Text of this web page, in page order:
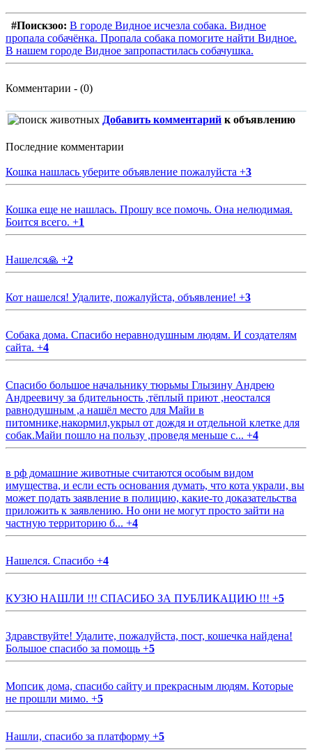
#Поискзоо: В городе Видное исчезла собака. Видное
пропала собачёнка. Пропала собака помогите найти Видное.
В нашем городе Видное запропастилась собачушка.
Комментарии - (0)
Добавить комментарий к объявлению
Последние комментарии
Кошка нашлась уберите объявление пожалуйста +3
Кошка еще не нашлась. Прошу все помочь. Она нелюдимая.
Боится всего. +1
Нашелся🙏 +2
Кот нашелся! Удалите, пожалуйста, объявление! +3
Собака дома. Спасибо неравнодушным людям. И создателям
сайта. +4
Спасибо большое начальнику тюрьмы Глызину Андрею
Андреевичу за бдительность ,тёплый приют ,неостался
равнодушным ,а нашёл место для Майи в
питомнике,накормил,укрыл от дождя и отдельной клетке для
собак.Майи пошло на пользу ,проведя меньше с... +4
в рф домашние животные считаются особым видом
имущества, и если есть основания думать, что кота украли, вы
может подать заявление в полицию, какие-то доказательства
приложить к заявлению. Но они не могут просто зайти на
частную территорию б... +4
Нашелся. Спасибо +4
КУЗЮ НАШЛИ !!! СПАСИБО ЗА ПУБЛИКАЦИЮ !!! +5
Здравствуйте! Удалите, пожалуйста, пост, кошечка найдена!
Большое спасибо за помощь +5
Мопсик дома, спасибо сайту и прекрасным людям. Которые
не прошли мимо. +5
Нашли, спасибо за платформу +5